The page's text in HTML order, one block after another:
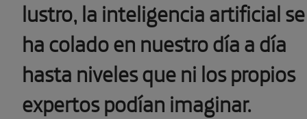
lustro, la inteligencia artificial se
ha colado en nuestro día a día
hasta niveles que ni los propios
expertos podían imaginar.